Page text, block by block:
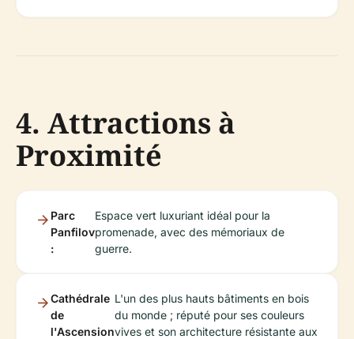
4. Attractions à
Proximité
Parc
Panfilov
:
Espace vert luxuriant idéal pour la
promenade, avec des mémoriaux de
guerre.
Cathédrale
de
l'Ascension
L'un des plus hauts bâtiments en bois
du monde ; réputé pour ses couleurs
vives et son architecture résistante aux